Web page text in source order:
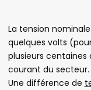
La tension nominale
quelques volts
plusieurs centaines
courant du secteur.
Une différence de